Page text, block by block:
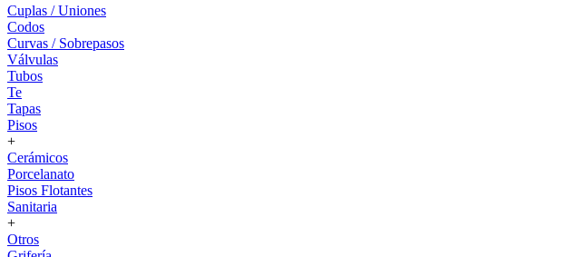
Cuplas / Uniones
Codos
Curvas / Sobrepasos
Válvulas
Tubos
Te
Tapas
Pisos
+
Cerámicos
Porcelanato
Pisos Flotantes
Sanitaria
+
Otros